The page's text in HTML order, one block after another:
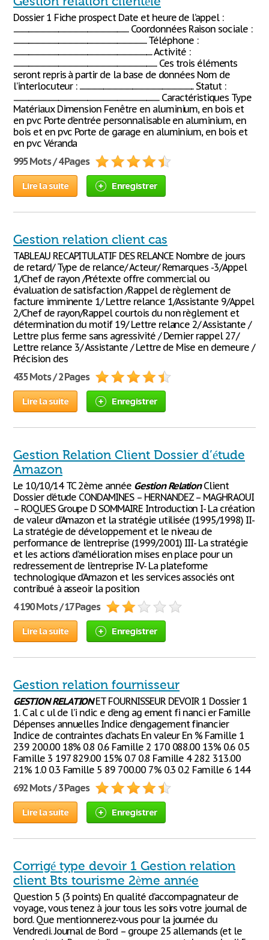
Dossier 1 Fiche prospect Date et heure de l’appel :
.................................................................................................. Coordonnées Raison sociale :
................................................................................................................. Téléphone :
...................................................................................................................... Activité :
.......................................................................................................................... Ces trois éléments
seront repris à partir de la base de données Nom de
l’interlocuteur : ................................................................................................. Statut :
............................................................................................................................ Caractéristiques Type
Matériaux Dimension Fenêtre en aluminium, en bois et
en pvc Porte d’entrée personnalisable en aluminium, en
bois et en pvc Porte de garage en aluminium, en bois et
en pvc Véranda
995 Mots / 4 Pages
Lire la suite Enregistrer
Gestion relation client cas
TABLEAU RECAPITULATIF DES RELANCE Nombre de jours
de retard/ Type de relance/ Acteur/ Remarques -3/Appel
1/Chef de rayon /Prétexte offre commercial ou
évaluation de satisfaction /Rappel de règlement de
facture imminente 1/ Lettre relance 1/Assistante 9/Appel
2/Chef de rayon/Rappel courtois du non règlement et
détermination du motif 19/ Lettre relance 2/ Assistante /
Lettre plus ferme sans agressivité / Dernier rappel 27/
Lettre relance 3/ Assistante / Lettre de Mise en demeure /
Précision des
435 Mots / 2 Pages
Lire la suite Enregistrer
Gestion Relation Client Dossier d’étude
Amazon
Le 10/10/14 TC 2ème année Gestion RelationClient
Dossier d’étude CONDAMINES – HERNANDEZ – MAGHRAOUI
– ROQUES Groupe D SOMMAIRE Introduction I- La création
de valeur d’Amazon et la stratégie utilisée (1995/1998) II-
La stratégie de développement et le niveau de
performance de l’entreprise (1999/2001) III- La stratégie
et les actions d’amélioration mises en place pour un
redressement de l’entreprise IV- La plateforme
technologique d’Amazon et les services associés ont
contribué à asseoir la position
4 190 Mots / 17 Pages
Lire la suite Enregistrer
Gestion relation fournisseur
GESTION RELATIONET FOURNISSEUR DEVOIR 1 Dossier 1
1. C al c ul de l’i ndic e d’eng ag ement fi nanci er Famille
Dépenses annuelles Indice d’engagement financier
Indice de contraintes d’achats En valeur En % Famille 1
239 200.00 18% 0.8 0.6 Famille 2 170 088.00 13% 0.6 0.5
Famille 3 197 829.00 15% 0.7 0.8 Famille 4 282 313.00
21% 1.0 0.3 Famille 5 89 700.00 7% 0.3 0.2 Famille 6 144
692 Mots / 3 Pages
Lire la suite Enregistrer
Corrigé type devoir 1 Gestion relation
client Bts tourisme 2ème année
Question 5 (3 points) En qualité d’accompagnateur de
voyage, vous tenez à jour tous les soirs votre journal de
bord. Que mentionnerez-vous pour la journée du
Vendredi. Journal de Bord – groupe 25 allemands (et le